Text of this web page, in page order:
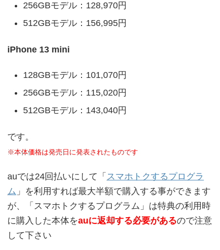
256GBモデル：128,970円
512GBモデル：156,995円
iPhone 13 mini
128GBモデル：101,070円
256GBモデル：115,020円
512GBモデル：143,040円
です。
※本体価格は発売日に発表されたものです
auでは24回払いにして「 スマホトクするプログラ
ム 」を利用すれば最大半額で購入する事ができます
が、「スマホトクするプログラム」は特典の利用時
に購入した本体をauに返却する必要があるので注意
して下さい